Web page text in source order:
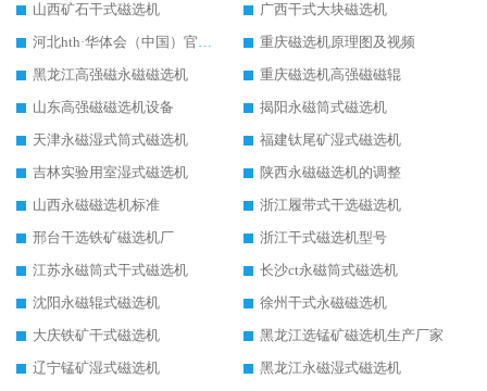
山西矿石干式磁选机
广西干式大块磁选机
河北hth·华体会（中国）官方网站-hth.com 工作视频
重庆磁选机原理图及视频
黑龙江高强磁永磁磁选机
重庆磁选机高强磁磁辊
山东高强磁磁选机设备
揭阳永磁筒式磁选机
天津永磁湿式筒式磁选机
福建钛尾矿湿式磁选机
吉林实验用室湿式磁选机
陕西永磁磁选机的调整
山西永磁磁选机标准
浙江履带式干选磁选机
邢台干选铁矿磁选机厂
浙江干式磁选机型号
江苏永磁筒式干式磁选机
长沙ct永磁筒式磁选机
沈阳永磁辊式磁选机
徐州干式永磁磁选机
大庆铁矿干式磁选机
黑龙江选锰矿磁选机生产厂家
辽宁锰矿湿式磁选机
黑龙江永磁湿式磁选机